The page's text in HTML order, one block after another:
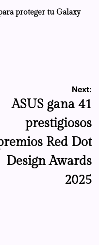
proteger tu Galaxy
Next:
ASUS gana 41
prestigiosos
Red Dot
Design Awards
2025